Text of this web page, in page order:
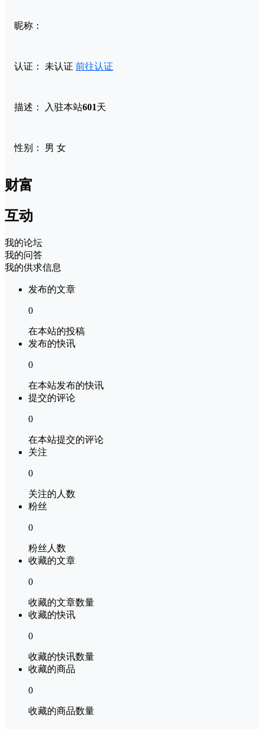
昵称：
认证： 未认证 前往认证
描述： 入驻本站601天
性别： 男 女
财富
互动
我的论坛
我的问答
我的供求信息
发布的文章
0
在本站的投稿
发布的快讯
0
在本站发布的快讯
提交的评论
0
在本站提交的评论
关注
0
关注的人数
粉丝
0
粉丝人数
收藏的文章
0
收藏的文章数量
收藏的快讯
0
收藏的快讯数量
收藏的商品
0
收藏的商品数量